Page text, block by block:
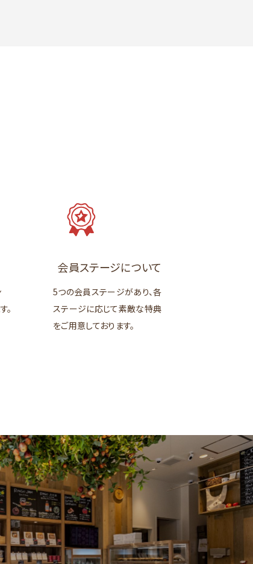
。
会員ステージについて
5つの会員ステージがあり、各
ステージに応じて素敵な特典
をご用意しております。